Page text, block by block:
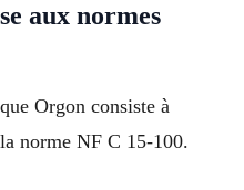
aux normes
Orgon consiste à
norme NF C 15-100.